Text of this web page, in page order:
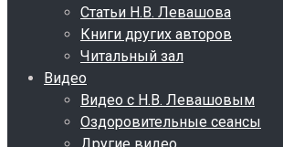
Статьи Н.В. Левашова
Книги других авторов
Читальный зал
Видео
Видео с Н.В. Левашовым
Оздоровительные сеансы